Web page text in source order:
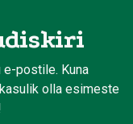
postile. Kuna
olla esimeste